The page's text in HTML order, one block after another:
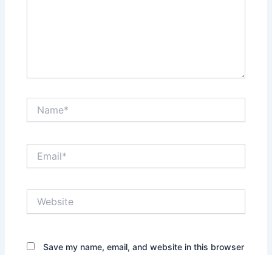
Save my name, email, and website in this browser